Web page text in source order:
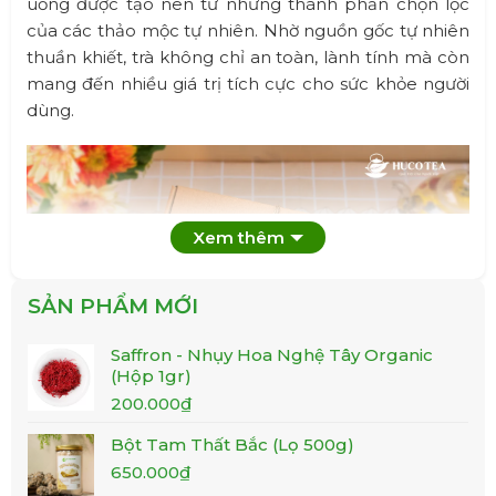
của các thảo mộc tự nhiên. Nhờ nguồn gốc tự nhiên
thuần khiết, trà không chỉ an toàn, lành tính mà còn
mang đến nhiều giá trị tích cực cho sức khỏe người
dùng.
Phù hợp dành tặng cho nhiều đối tượng ở nhiều độ
Xem thêm
SẢN PHẨM MỚI
Saffron - Nhụy Hoa Nghệ Tây Organic
(Hộp 1gr)
Giá
là:
240.000₫.
200.000₫Giá
tại
là:
Bột Tam Thất Bắc (Lọ 500g)
Giá
650.000₫Giá